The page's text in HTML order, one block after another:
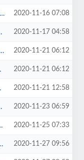
2020-11-16 07:08
2020-11-17 04:58
2020-11-21 06:12
2020-11-21 06:12
2020-11-21 12:58
2020-11-23 06:59
2020-11-25 07:33
2020-11-27 09:56